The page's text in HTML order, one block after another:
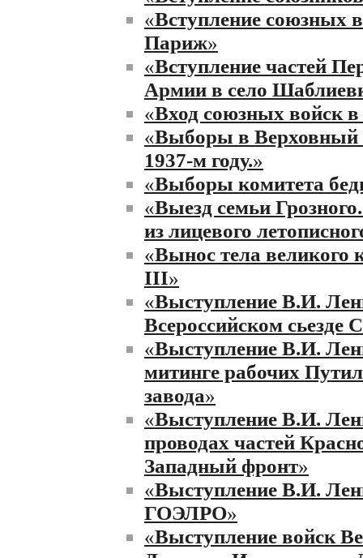
«Вступление союзных
Париж»
«Вступление частей
Армии в село
«Вход союзных войск
«Выборы в
1937-м году.»
«Выборы комитета
«Выезд семьи
из лицевого
«Вынос тела великого
III»
«Выступление В.И.
Всероссийском сьезде
«Выступление В.И.
митинге рабочих
завода»
«Выступление В.И.
проводах частей
Западный фронт»
«Выступление В.И.
ГОЭЛРО»
«Выступление войск